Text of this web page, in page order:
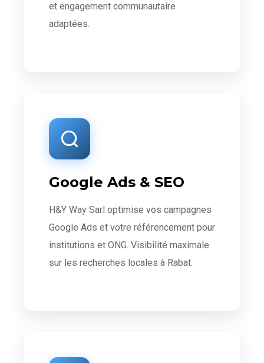
et engagement communautaire
adaptées.
Google Ads & SEO
H&Y Way Sarl optimise vos campagnes
Google Ads et votre référencement pour
institutions et ONG. Visibilité maximale
sur les recherches locales à Rabat.